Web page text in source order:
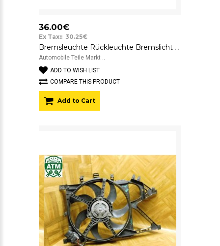
36.00€
Ex Tax:: 30.25€
Bremsleuchte Rückleuchte Bremslicht Rücklicht Opel Corsa C 3 türig rechts
Automobile Teile Markt ..
ADD TO WISH LIST
COMPARE THIS PRODUCT
Add to Cart